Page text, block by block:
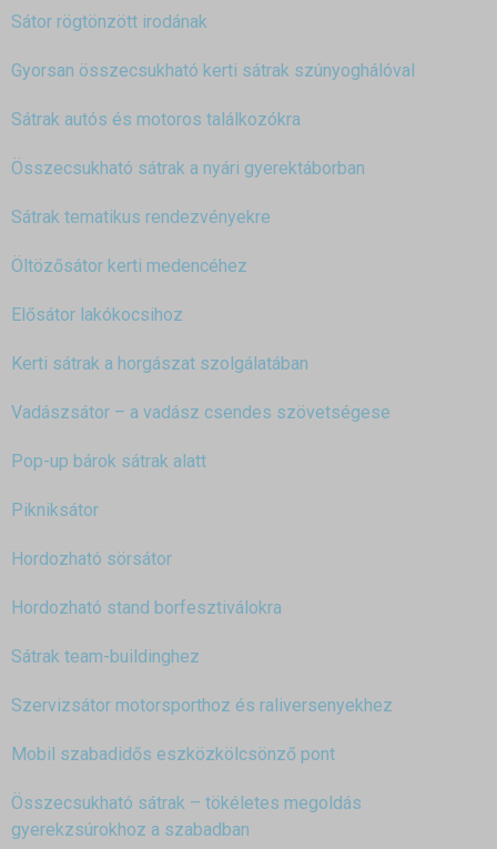
Sátor rögtönzött irodának
Gyorsan összecsukható kerti sátrak szúnyoghálóval
Sátrak autós és motoros találkozókra
Összecsukható sátrak a nyári gyerektáborban
Sátrak tematikus rendezvényekre
Öltözősátor kerti medencéhez
Elősátor lakókocsihoz
Kerti sátrak a horgászat szolgálatában
Vadászsátor – a vadász csendes szövetségese
Pop-up bárok sátrak alatt
Pikniksátor
Hordozható sörsátor
Hordozható stand borfesztiválokra
Sátrak team-buildinghez
Szervizsátor motorsporthoz és raliversenyekhez
Mobil szabadidős eszközkölcsönző pont
Összecsukható sátrak – tökéletes megoldás
gyerekzsúrokhoz a szabadban